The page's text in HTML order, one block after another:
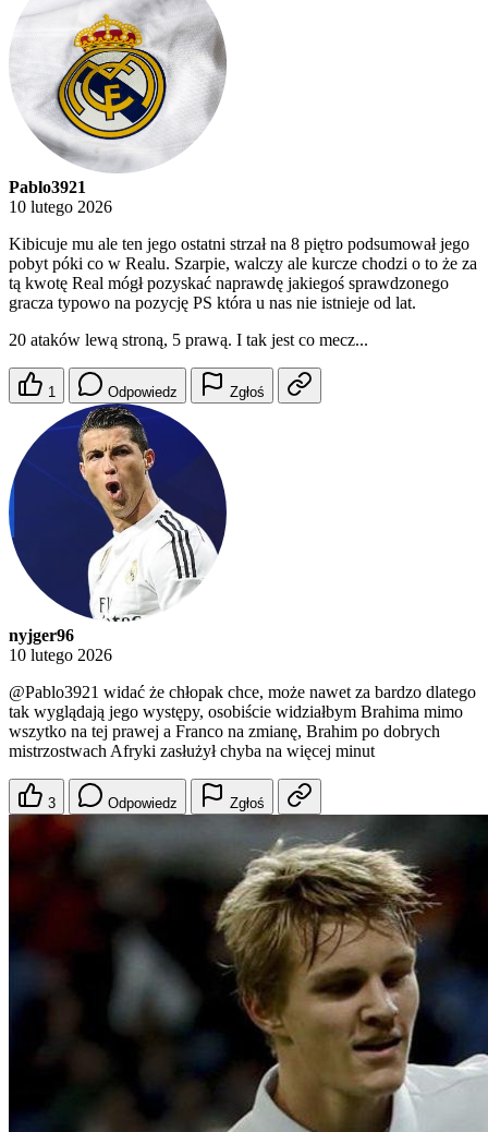
Pablo3921
10 lutego 2026
Kibicuje mu ale ten jego ostatni strzał na 8 piętro podsumował jego
pobyt póki co w Realu. Szarpie, walczy ale kurcze chodzi o to że za
tą kwotę Real mógł pozyskać naprawdę jakiegoś sprawdzonego
gracza typowo na pozycję PS która u nas nie istnieje od lat.
20 ataków lewą stroną, 5 prawą. I tak jest co mecz...
1 Odpowiedz Zgłoś
nyjger96
10 lutego 2026
@Pablo3921 widać że chłopak chce, może nawet za bardzo dlatego
tak wyglądają jego występy, osobiście widziałbym Brahima mimo
wszytko na tej prawej a Franco na zmianę, Brahim po dobrych
mistrzostwach Afryki zasłużył chyba na więcej minut
3 Odpowiedz Zgłoś